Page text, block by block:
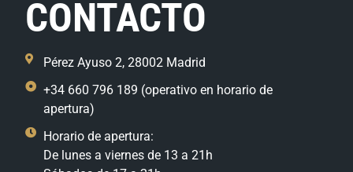
CONTACTO
Pérez Ayuso 2, 28002 Madrid
+34 660 796 189 (operativo en horario de
apertura)
Horario de apertura:
De lunes a viernes de 13 a 21h